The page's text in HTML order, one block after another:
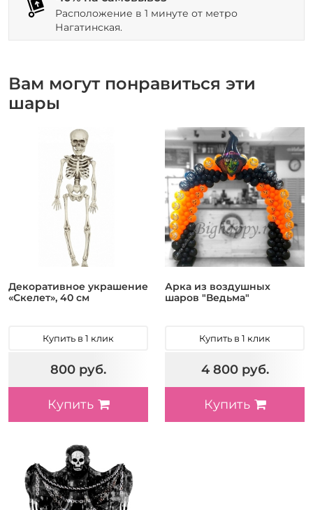
Расположение в 1 минуте от метро
Нагатинская.
Вам могут понравиться эти
шары
Декоративное украшение
«Скелет», 40 см
Купить в 1 клик
800 руб.
Купить
Арка из воздушных
шаров "Ведьма"
Купить в 1 клик
4 800 руб.
Купить